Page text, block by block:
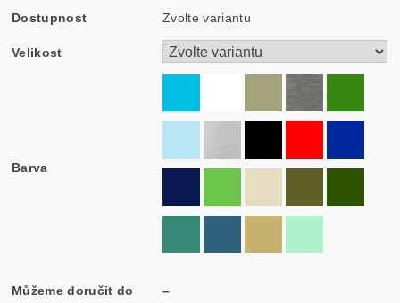
Dostupnost Zvolte variantu
Velikost
Barva
Můžeme doručit do –